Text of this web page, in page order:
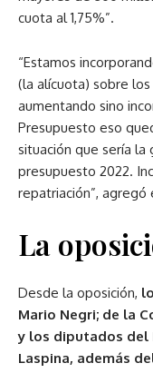
cuota al 1,75%”.
“Estamos
(la alícuota) sobre
aumentando sino
Presupuesto eso
situación que sería
presupuesto 2022.
repatriación”,
La
Desde la oposición,
Mario Negri; de la
y los diputados del
Laspina, además